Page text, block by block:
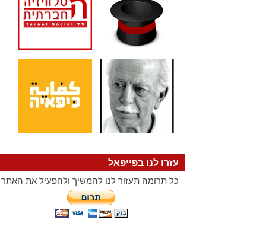
עזרו לנו בפייפאל
כל תרומה תעזור לנו להמשיך ולהפעיל את האתר